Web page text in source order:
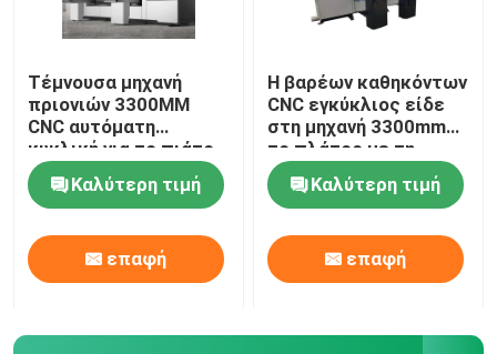
Τέμνουσα μηχανή
πριονιών 3300MM
CNC αυτόματη
κυκλική για το πιάτο
χαλκού που πριονίζει
HL-10CNCΚαλύτερη τιμή
επαφή
Η βαρέων καθηκόντων
CNC εγκύκλιος είδε
στη μηχανή 3300mm
το πλάτος με τη
σερβο μηχανή σίτισης
3
Καλύτερη τιμή
επαφή